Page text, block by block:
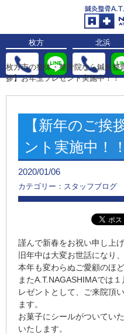
枚方 北浜
枚方市の整体・整骨院なら鍼灸整
拶】お年玉プレゼント実施中！！
【新年のご挨
ント実施中！！
2020/01/06
カテゴリー：スタッフブログ
謹んで新春をお祝い申し上げ
旧年中は大変お世話になり
本年も変わらぬご愛顧のほ
またA.T.NAGASHIMAでは
レゼントとして、ご来院頂
ます。
お菓子にシールがついてい
いたします。